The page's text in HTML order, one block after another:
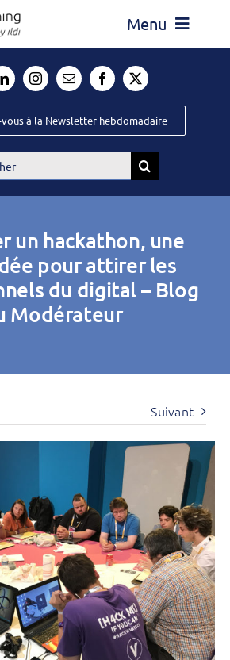
Menu
à la Newsletter hebdomadaire
un hackathon, une
pour attirer les
du digital – Blog
Modérateur
Suivant